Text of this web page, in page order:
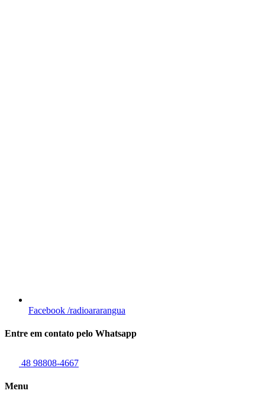
Facebook /radioararangua
Entre em contato pelo Whatsapp
48 98808-4667
Menu